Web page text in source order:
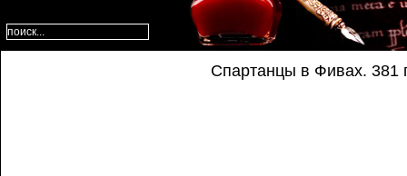
Спартанцы в Фивах. 381